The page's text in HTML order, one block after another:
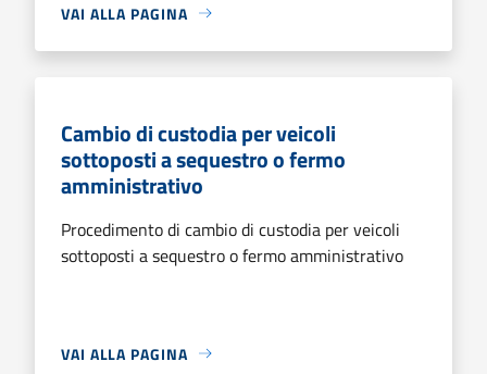
VAI ALLA PAGINA
Cambio di custodia per veicoli
sottoposti a sequestro o fermo
amministrativo
Procedimento di cambio di custodia per veicoli
sottoposti a sequestro o fermo amministrativo
VAI ALLA PAGINA